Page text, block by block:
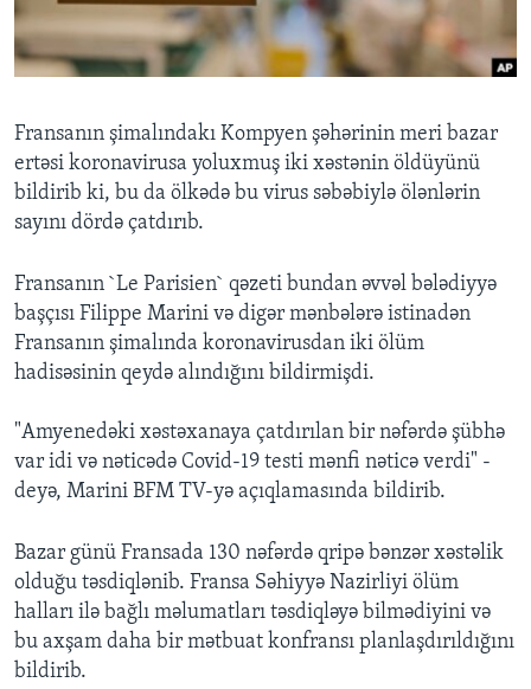
BIZI IZLƏYIN
Dillər
Fransanın şimalındakı Kompyen şəhərinin meri bazar
ertəsi koronavirusa yoluxmuş iki xəstənin öldüyünü
bildirib ki, bu da ölkədə bu virus səbəbiylə ölənlərin
sayını dördə çatdırıb.
Fransanın `Le Parisien` qəzeti bundan əvvəl bələdiyyə
başçısı Filippe Marini və digər mənbələrə istinadən
Fransanın şimalında koronavirusdan iki ölüm
hadisəsinin qeydə alındığını bildirmişdi.
"Amyenedəki xəstəxanaya çatdırılan bir nəfərdə şübhə
var idi və nəticədə Covid-19 testi mənfi nəticə verdi" -
deyə, Marini BFM TV-yə açıqlamasında bildirib.
Bazar günü Fransada 130 nəfərdə qripə bənzər xəstəlik
olduğu təsdiqlənib. Fransa Səhiyyə Nazirliyi ölüm
halları ilə bağlı məlumatları təsdiqləyə bilmədiyini və
bu axşam daha bir mətbuat konfransı planlaşdırıldığını
bildirib.